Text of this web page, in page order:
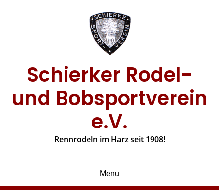
Schierker Rodel-
und Bobsportverein
e.V.
Rennrodeln im Harz seit 1908!
Menu